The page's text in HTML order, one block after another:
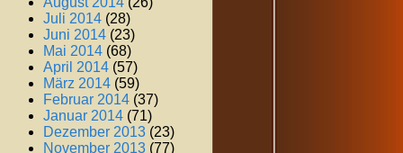
Juli 2014 (28)
Juni 2014 (23)
Mai 2014 (68)
April 2014 (57)
März 2014 (59)
Februar 2014 (37)
Januar 2014 (71)
Dezember 2013 (23)
November 2013 (77)